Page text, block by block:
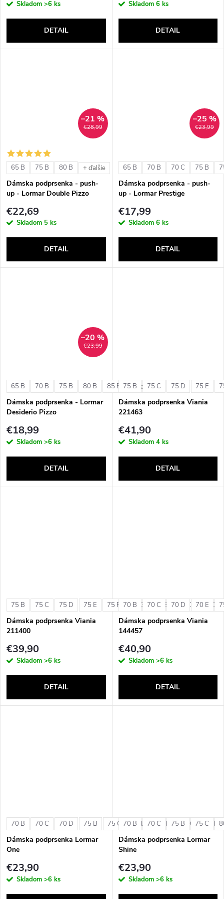
Skladom >6 ks
DETAIL
Skladom 6 ks
DETAIL
€28,99
–21 %
65 B 75 B 80 B + ďalšie
Dámska podprsenka - push-
up - Lormar Double Pizzo
€22,69
Skladom 5 ks
DETAIL
€23,99
–25 %
65 B 70 B 70 C 75 B
Dámska podprsenka - push-
up - Lormar Prestige
€17,99
Skladom 6 ks
DETAIL
€23,99
–20 %
65 B 70 B 75 B 80 B 85 B + ďalšie
Dámska podprsenka - Lormar
Desiderio Pizzo
€18,99
Skladom >6 ks
DETAIL
75 B 75 C 75 D 75 E
Dámska podprsenka Viania
221463
€41,90
Skladom 4 ks
DETAIL
75 B 75 C 75 D 75 E 75 F 75 G 80 B 80 C 80 D
Dámska podprsenka Viania
211400
€39,90
Skladom >6 ks
DETAIL
70 B 70 C 70 D 70 E
Dámska podprsenka Viania
144457
€40,90
Skladom >6 ks
DETAIL
70 B 70 C 70 D 75 B 75 C 75 D 80 B 80 C 80 D
Dámska podprsenka Lormar
One
€23,90
Skladom >6 ks
70 B 70 C 75 B 75 C
Dámska podprsenka Lormar
Shine
€23,90
Skladom >6 ks